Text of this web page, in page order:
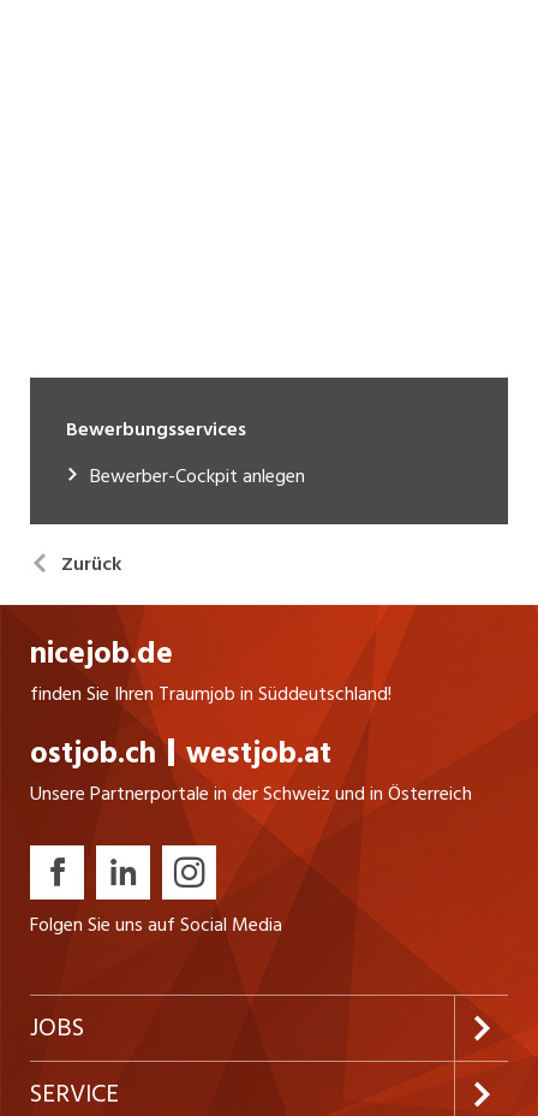
Bewerbungsservices
Bewerber-Cockpit anlegen
Zurück
nicejob.de
finden Sie Ihren Traumjob in Süddeutschland!
ostjob.ch westjob.at
Unsere Partnerportale in der Schweiz und in Österreich
Folgen Sie uns auf Social Media
JOBS
Jobabo abonnieren
SERVICE